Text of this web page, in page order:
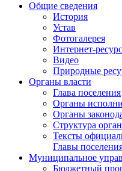
Общие сведения
История
Устав
Фотогалерея
Интернет-
Видео
Природные
Органы власти
Глава поселения
Органы
Органы
Структура
Тексты
Главы
Муниципальное
Бюджетный